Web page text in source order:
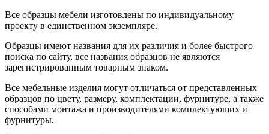
Все образцы мебели изготовлены по индивидуальному
проекту в единственном экземпляре.
Образцы имеют названия для их различия и более быстрого
поиска по сайту, все названия образцов не являются
зарегистрированным товарным знаком.
Все мебельные изделия могут отличаться от представленных
образцов по цвету, размеру, комплектации, фурнитуре, а также
способами монтажа и производителями комплектующих и
фурнитуры.